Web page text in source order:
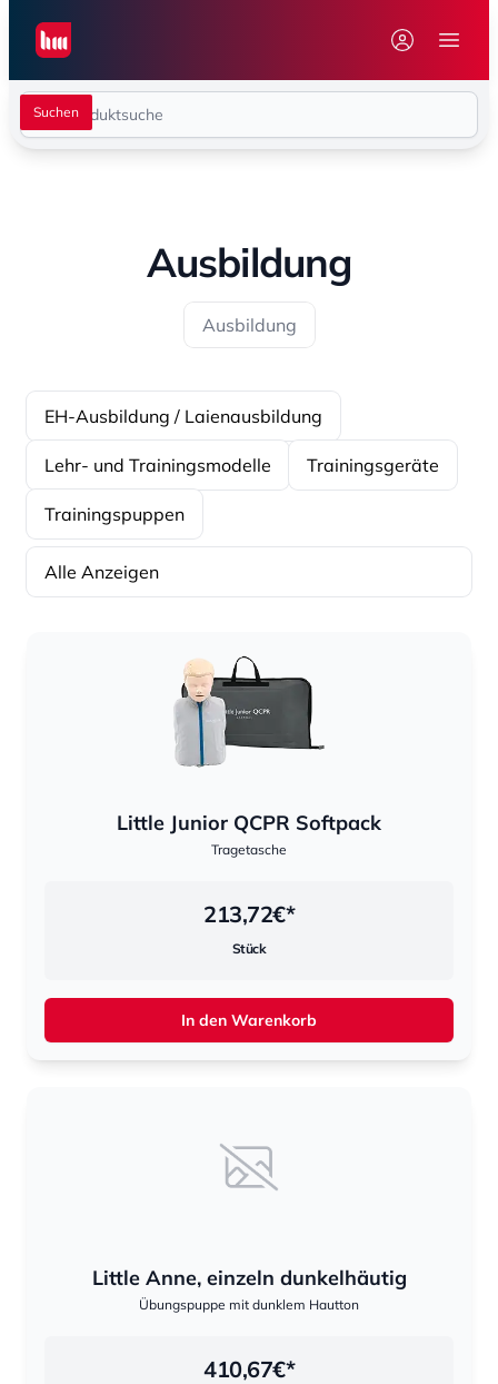
Seiwert GmbH
Menü
Ausbildung
Ausbildung
EH-Ausbildung / Laienausbildung
Lehr- und Trainingsmodelle Trainingsgeräte
Trainingspuppen
Alle Anzeigen
Little Junior QCPR Softpack
Tragetasche
213,72€*
Stück
In den Warenkorb
Little Anne, einzeln dunkelhäutig
Übungspuppe mit dunklem Hautton
410,67€*